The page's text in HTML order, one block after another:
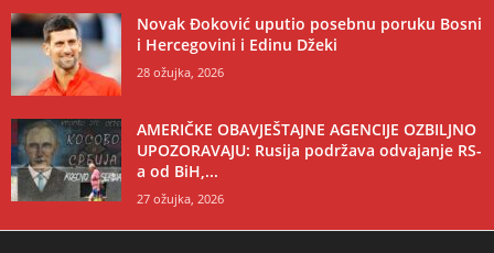
Novak Đoković uputio posebnu poruku Bosni
i Hercegovini i Edinu Džeki
28 ožujka, 2026
AMERIČKE OBAVJEŠTAJNE AGENCIJE OZBILJNO
UPOZORAVAJU: Rusija podržava odvajanje RS-
a od BiH,...
27 ožujka, 2026